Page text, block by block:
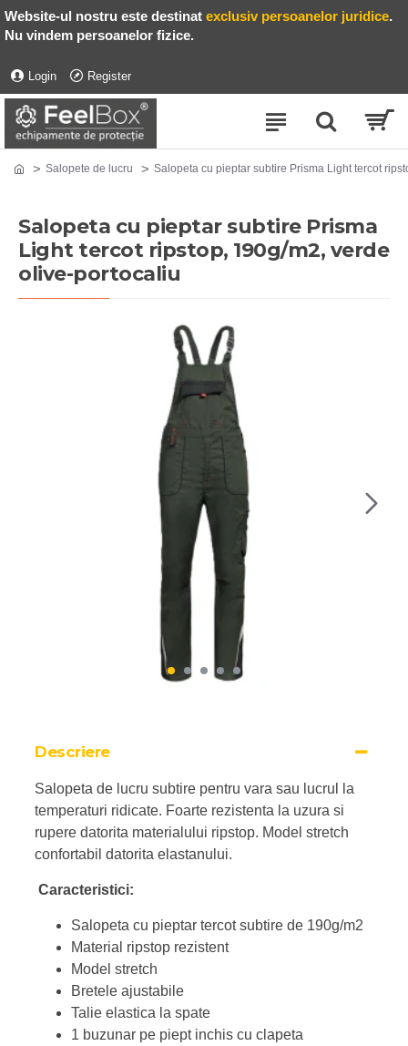
Website-ul nostru este destinat exclusiv persoanelor juridice.
Nu vindem persoanelor fizice.
Login Register
Salopete de lucru Salopeta cu pieptar subtire Prisma Light tercot
Salopeta cu pieptar subtire Prisma
Light tercot ripstop, 190g/m2, verde
olive-portocaliu
Descriere
Salopeta de lucru subtire pentru vara sau lucrul la
temperaturi ridicate. Foarte rezistenta la uzura si
rupere datorita materialului ripstop. Model stretch
confortabil datorita elastanului.
Caracteristici:
Salopeta cu pieptar tercot subtire de 190g/m2
Material ripstop rezistent
Model stretch
Bretele ajustabile
Talie elastica la spate
1 buzunar pe piept inchis cu clapeta